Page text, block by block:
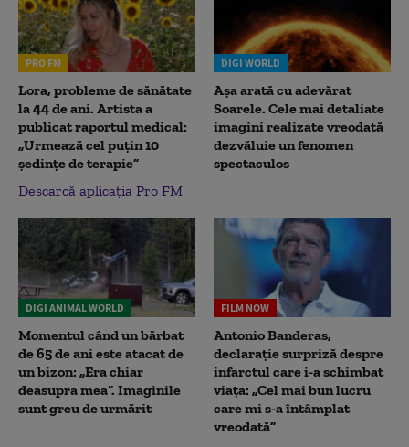
PRO FM
Lora, probleme de sănătate
la 44 de ani. Artista a
publicat raportul medical:
„Urmează cel puțin 10
ședințe de terapie”
Descarcă aplicația Pro FM
DIGI WORLD
Așa arată cu adevărat
Soarele. Cele mai detaliate
imagini realizate vreodată
dezvăluie un fenomen
spectaculos
DIGI ANIMAL WORLD
Momentul când un bărbat
de 65 de ani este atacat de
un bizon: „Era chiar
deasupra mea”. Imaginile
sunt greu de urmărit
FILM NOW
Antonio Banderas,
declarație surpriză despre
infarctul care i-a schimbat
viața: „Cel mai bun lucru
care mi s-a întâmplat
vreodată”